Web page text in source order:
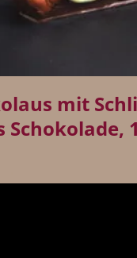
mit
Schokolade,